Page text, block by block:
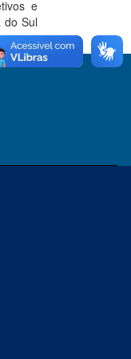
e
do Sul